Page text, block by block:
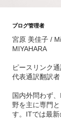
プログ管理者
宮原 美佳子 /
MIYAHARA
ピースリンク
代表通訳翻訳者
国内外問わず
野を主に専門
す。ITでは最